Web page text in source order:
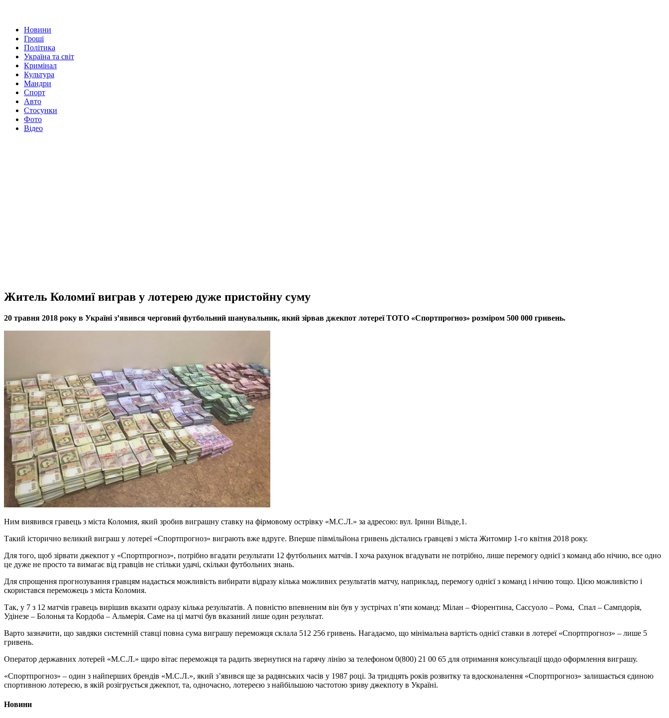
Новини
Гроші
Політика
Україна та світ
Кримінал
Культура
Мандри
Спорт
Авто
Стосунки
Фото
Відео
Житель Коломиї виграв у лотерею дуже пристойну суму
20 травня 2018 року в Україні з’явився черговий футбольний шанувальник, який зірвав джекпот лотереї ТОТО «Спортпрогноз» розміром 500 000 гривень.
Ним виявився гравець з міста Коломия, який зробив виграшну ставку на фірмовому острівку «М.С.Л.» за адресою: вул. Ірини Вільде,1.
Такий історично великий виграш у лотереї «Спортпрогноз» виграють вже вдруге. Вперше півмільйона гривень дістались гравцеві з міста Житомир 1-го квітня 2018 року.
Для того, щоб зірвати джекпот у «Спортпрогноз», потрібно вгадати результати 12 футбольних матчів. І хоча рахунок вгадувати не потрібно, лише перемогу однієї з команд або нічию, все одно
це дуже не просто та вимагає від гравців не стільки удачі, скільки футбольних знань.
Для спрощення прогнозування гравцям надається можливість вибирати відразу кілька можливих результатів матчу, наприклад, перемогу однієї з команд і нічию тощо. Цією можливістю і
скористався переможець з міста Коломия.
Так, у 7 з 12 матчів гравець вирішив вказати одразу кілька результатів. А повністю впевненим він був у зустрічах п’яти команд: Мілан – Фіорентина, Сассуоло – Рома, Спал – Сампдорія,
Удінезе – Болонья та Кордоба – Альмерія. Саме на ці матчі був вказаний лише один результат.
Варто зазначити, що завдяки системній ставці повна сума виграшу переможця склала 512 256 гривень. Нагадаємо, що мінімальна вартість однієї ставки в лотереї «Спортпрогноз» – лише 5
гривень.
Оператор державних лотерей «М.С.Л.» щиро вітає переможця та радить звернутися на гарячу лінію за телефоном 0(800) 21 00 65 для отримання консультації щодо оформлення виграшу.
«Спортпрогноз» – один з найперших брендів «М.С.Л.», який з’явився ще за радянських часів у 1987 році. За тридцять років розвитку та вдосконалення «Спортпрогноз» залишається єдиною
спортивною лотереєю, в якій розігрується джекпот, та, одночасно, лотереєю з найбільшою частотою зриву джекпоту в Україні.
Новини